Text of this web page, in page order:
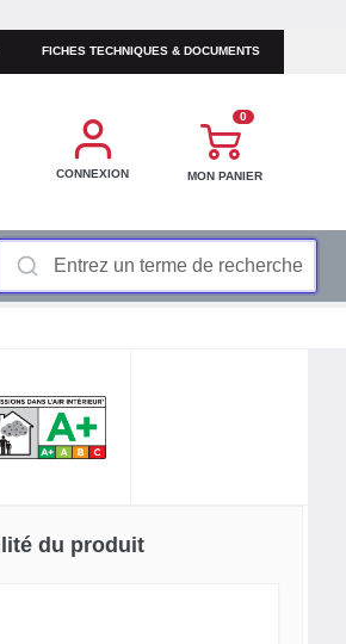
FICHES TECHNIQUES & DOCUMENTS
CONNEXION
0
MON PANIER
du produit